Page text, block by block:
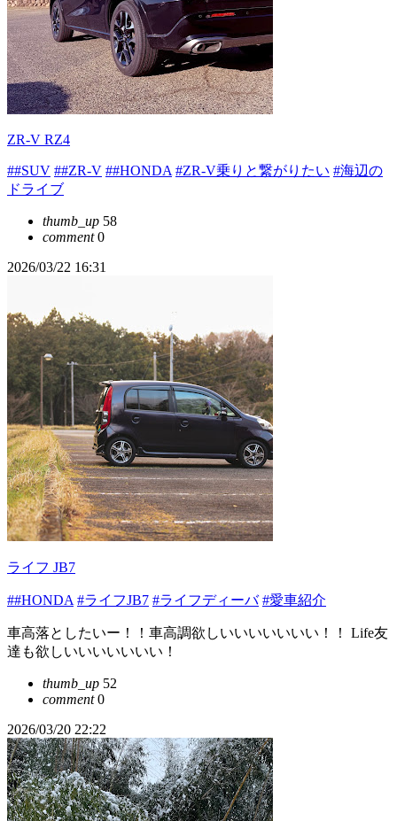
ZR-V RZ4
##SUV ##ZR-V ##HONDA #ZR-V乗りと繋がりたい #海辺の
ドライブ
thumb_up 58
comment0
2026/03/22 16:31
ライフ JB7
##HONDA #ライフJB7 #ライフディーバ #愛車紹介
車高落としたいー！！車高調欲しいいいいいいい！！ Life友
達も欲しいいいいいいい！
thumb_up 52
comment0
2026/03/20 22:22